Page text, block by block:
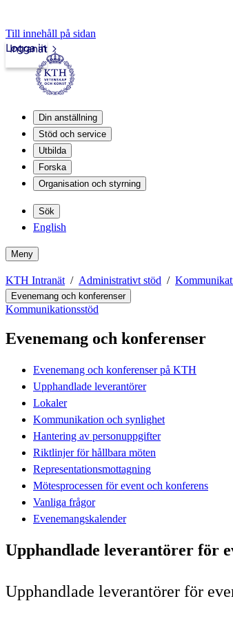
Till innehåll på sidan
Intranät
Logga in
Din anställning
Stöd och service
Utbilda
Forska
Organisation och styrning
Sök
English
Meny
KTH Intranät Administrativt stöd
Evenemang och konferenser
Kommunikationsstöd
Evenemang och konferenser
Evenemang och konferenser på KTH
Upphandlade leverantörer
Lokaler
Kommunikation och synlighet
Hantering av personuppgifter
Riktlinjer för hållbara möten
Representationsmottagning
Mötesprocessen för event och konferens
Vanliga frågor
Evenemangskalender
Upphandlade leverantörer för
Upphandlade leverantörer för